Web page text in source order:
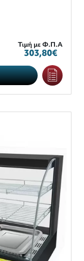
Τιμή με Φ.Π.Α
303,80€